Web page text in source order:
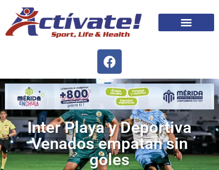
Inter Playa y Deportiva
Venados empatan sin
goles